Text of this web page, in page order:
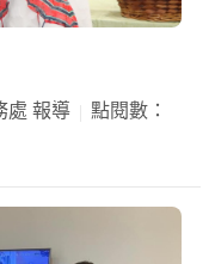
處 報導
點閱數：